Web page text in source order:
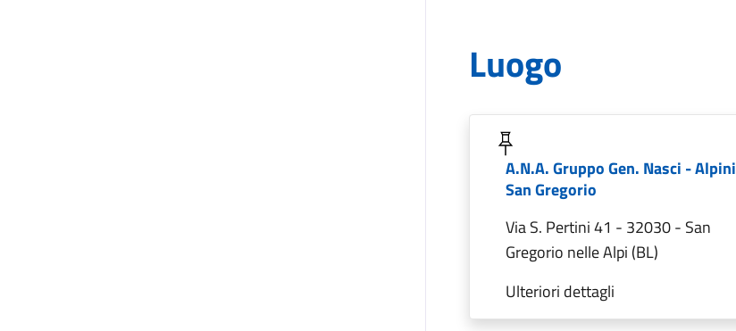
Luogo
A.N.A. Gruppo Gen. Nasci - Alpini
San Gregorio
Via S. Pertini 41 - 32030 - San
Gregorio nelle Alpi (BL)
Ulteriori dettagli